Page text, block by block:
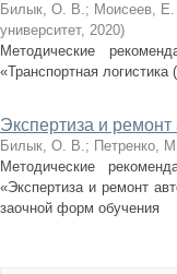
Билык, О. В.; Моисеев,
университет, 2020)
Методические
«Транспортная
Экспертиза и
Билык, О. В.; Петренко,
Методические
«Экспертиза и ремонт
заочной форм обучения